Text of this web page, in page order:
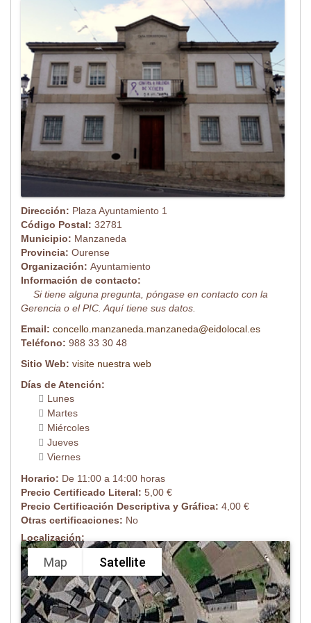
Dirección: Plaza Ayuntamiento 1
Código Postal: 32781
Municipio: Manzaneda
Provincia: Ourense
Organización: Ayuntamiento
Información de contacto:
Si tiene alguna pregunta, póngase en contacto con la
Gerencia o el PIC. Aquí tiene sus datos.
Email: concello.manzaneda.manzaneda@eidolocal.es
Teléfono: 988 33 30 48
Sitio Web: visite nuestra web
Días de Atención:
Lunes
Martes
Miércoles
Jueves
Viernes
Horario: De 11:00 a 14:00 horas
Precio Certificado Literal: 5,00 €
Precio Certificación Descriptiva y Gráfica: 4,00 €
Otras certificaciones: No
Localización:
Map Satellite